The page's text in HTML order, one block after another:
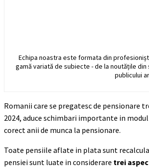
Echipa noastra este formata din
gamă variată de subiecte - de la noutățile
publicului
Romanii care se pregatesc de pensionare
2024, aduce schimbari importante in
corect anii de munca la pensionare.
Toate pensiile aflate in plata sunt
pensiei sunt luate in considerare trei